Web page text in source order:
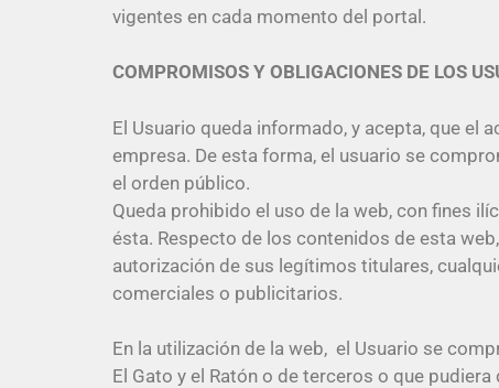
vigentes en cada momento del portal.
COMPROMISOS Y OBLIGACIONES DE LOS
El Usuario queda informado, y acepta, que el
empresa. De esta forma, el usuario se
el orden público.
Queda prohibido el uso de la web, con fines
ésta. Respecto de los contenidos de esta
autorización de sus legítimos titulares,
comerciales o publicitarios.
En la utilización de la web, el Usuario se
El Gato y el Ratón o de terceros o que